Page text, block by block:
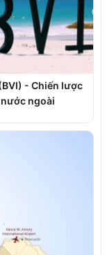
- Chiến lược
ngoài